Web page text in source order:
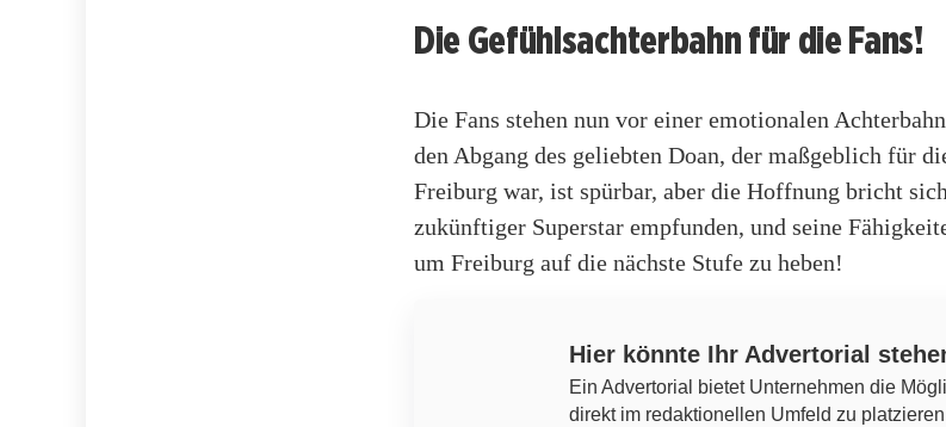
Die Gefühlsachterbahn für die Fans!
Die Fans stehen nun vor einer emotionalen
den Abgang des geliebten Doan, der maßgeblich für
Freiburg war, ist spürbar, aber die Hoffnung bricht
zukünftiger Superstar empfunden, und seine
um Freiburg auf die nächste Stufe zu heben!
Hier könnte Ihr Advertorial
Ein Advertorial bietet Unternehmen die
direkt im redaktionellen Umfeld zu platzieren